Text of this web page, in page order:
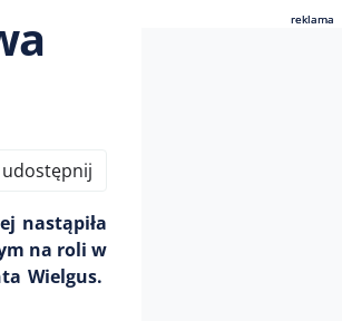
nastąpiła
na roli w
Wielgus.
reklama
reklama